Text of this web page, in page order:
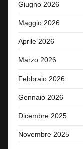
Giugno 2026
Maggio 2026
Aprile 2026
Marzo 2026
Febbraio 2026
Gennaio 2026
Dicembre 2025
Novembre 2025